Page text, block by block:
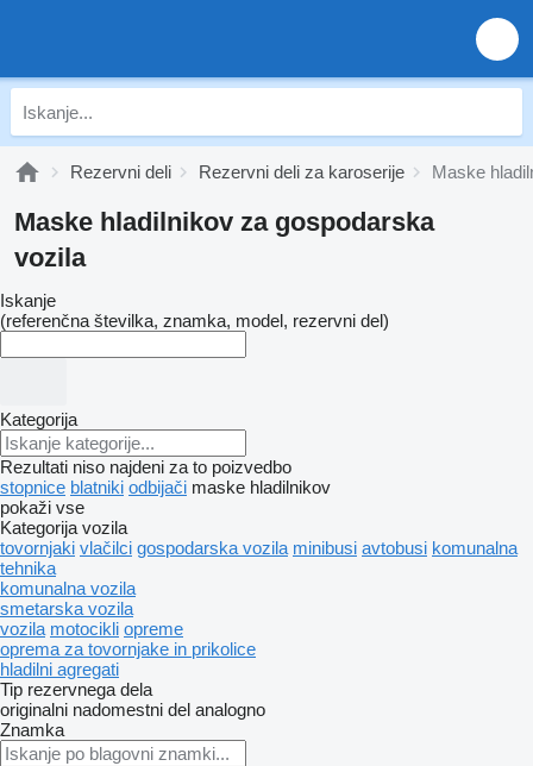
Rezervni deli Rezervni deli za karoserije Maske
Maske hladilnikov za gospodarska
vozila
Iskanje
(referenčna številka, znamka, model, rezervni del)
Kategorija
Rezultati niso najdeni za to poizvedbo
stopnice blatniki odbijači maske hladilnikov
pokaži vse
Kategorija vozila
tovornjaki vlačilci gospodarska vozila minibusi avtobusi komunalna
tehnika
komunalna vozila
smetarska vozila
vozila motocikli opreme
oprema za tovornjake in prikolice
hladilni agregati
Tip rezervnega dela
originalni nadomestni del analogno
Znamka